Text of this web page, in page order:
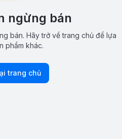
ngừng bán
bán. Hãy trở về trang chủ để lựa
phẩm khác.
trang chủ